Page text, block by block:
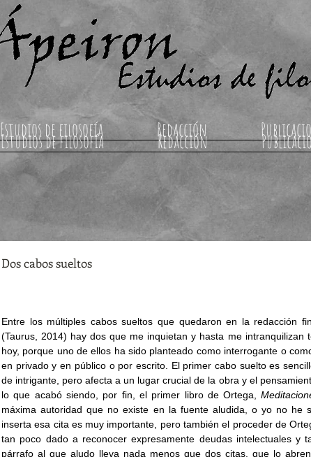
Estudios de filosofía Redacción
Estudios de filosofía Redacción
Dos cabos sueltos
Entre los múltiples cabos sueltos que quedaron en la redacción
(Taurus, 2014) hay dos que me inquietan y hasta me intranquilizan
hoy, porque uno de ellos ha sido planteado como interrogante o
en privado y en público o por escrito. El primer cabo suelto es
de intrigante, pero afecta a un lugar crucial de la obra y el
lo que acabó siendo, por fin, el primer libro de Ortega,
máxima autoridad que no existe en la fuente aludida, o yo no he
inserta esa cita es muy importante, pero también el proceder de
tan poco dado a reconocer expresamente deudas intelectuales y
párrafo al que aludo lleva nada menos que dos citas, que lo